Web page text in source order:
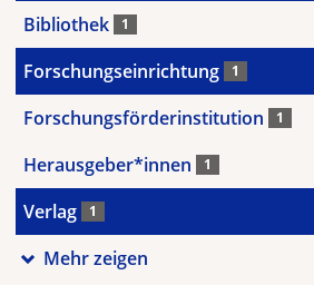
Bibliothek 1
Forschungseinrichtung 1
Forschungsförderinstitution 1
Herausgeber*innen 1
Verlag 1
Mehr zeigen